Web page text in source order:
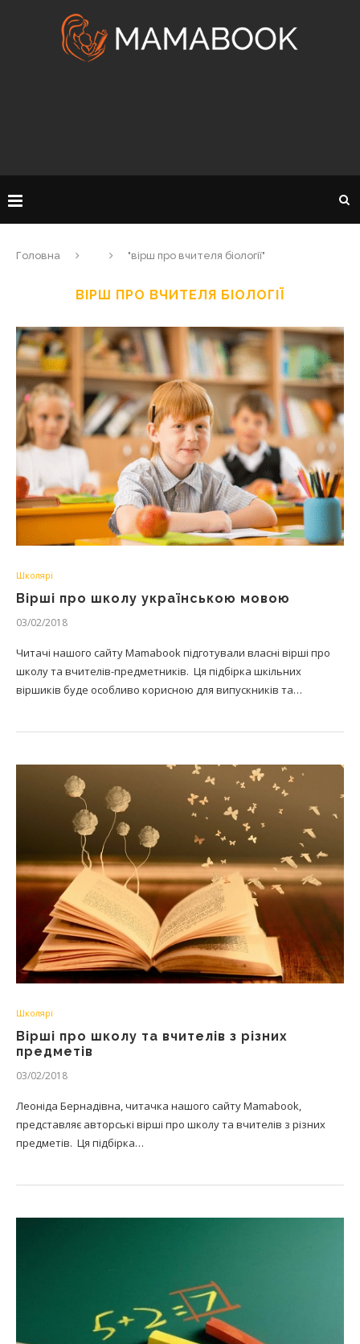
Головна "вірш про вчителя біології"
ВІРШ ПРО ВЧИТЕЛЯ БІОЛОГІЇ
Школярі
Вірші про школу українською мовою
03/02/2018
Читачі нашого сайту Mamabook підготували власні вірші про
школу та вчителів-предметників. Ця підбірка шкільних
віршиків буде особливо корисною для випускників та…
Школярі
Вірші про школу та вчителів з різних
предметів
03/02/2018
Леоніда Бернадівна, читачка нашого сайту Mamabook,
представляє авторські вірші про школу та вчителів з різних
предметів. Ця підбірка…